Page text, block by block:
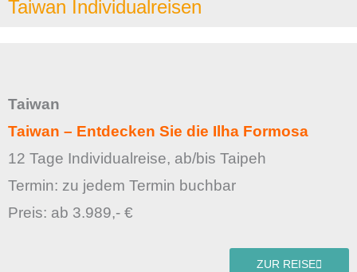
Taiwan Individualreisen
Taiwan
Taiwan – Entdecken Sie die Ilha Formosa
12 Tage Individualreise, ab/bis Taipeh
Termin: zu jedem Termin buchbar
Preis: ab 3.989,- €
ZUR REISE